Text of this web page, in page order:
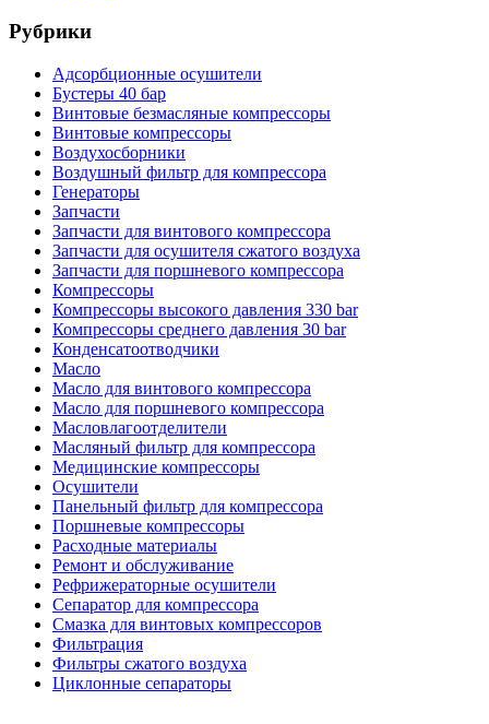
Рубрики
Адсорбционные осушители
Бустеры 40 бар
Винтовые безмасляные компрессоры
Винтовые компрессоры
Воздухосборники
Воздушный фильтр для компрессора
Генераторы
Запчасти
Запчасти для винтового компрессора
Запчасти для осушителя сжатого воздуха
Запчасти для поршневого компрессора
Компрессоры
Компрессоры высокого давления 330 bar
Компрессоры среднего давления 30 bar
Конденсатоотводчики
Масло
Масло для винтового компрессора
Масло для поршневого компрессора
Масловлагоотделители
Масляный фильтр для компрессора
Медицинские компрессоры
Осушители
Панельный фильтр для компрессора
Поршневые компрессоры
Расходные материалы
Ремонт и обслуживание
Рефрижераторные осушители
Сепаратор для компрессора
Смазка для винтовых компрессоров
Фильтрация
Фильтры сжатого воздуха
Циклонные сепараторы